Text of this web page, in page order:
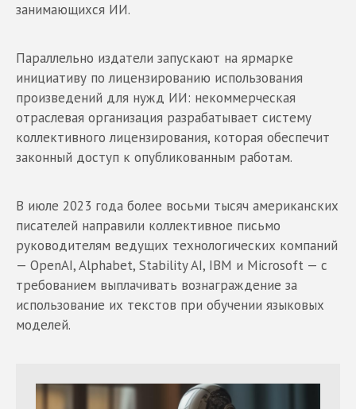
занимающихся ИИ.
Параллельно издатели запускают на ярмарке
инициативу по лицензированию использования
произведений для нужд ИИ: некоммерческая
отраслевая организация разрабатывает систему
коллективного лицензирования, которая обеспечит
законный доступ к опубликованным работам.
В июле 2023 года более восьми тысяч американских
писателей направили коллективное письмо
руководителям ведущих технологических компаний
— OpenAI, Alphabet, Stability AI, IBM и Microsoft — с
требованием выплачивать вознаграждение за
использование их текстов при обучении языковых
моделей.